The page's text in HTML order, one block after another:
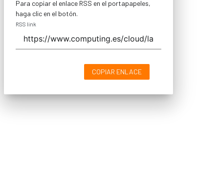
Para copiar el enlace RSS en el portapapeles,
haga clic en el botón.
RSS link
COPIAR ENLACE